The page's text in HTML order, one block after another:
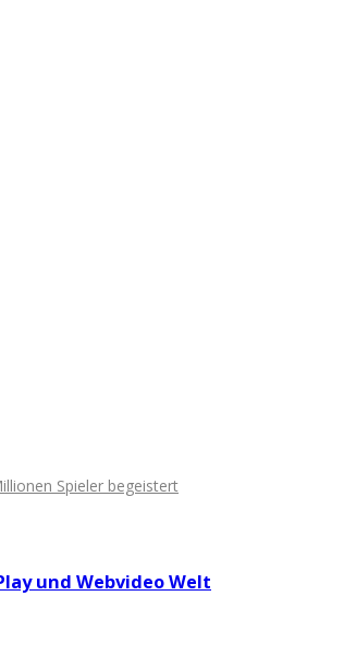
Spieler begeistert
und Webvideo Welt